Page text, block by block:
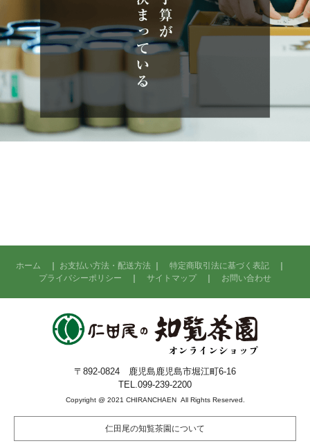
ホーム ｜ お支払い方法・配送方法 ｜ 特定商取引法に基づく表記 ｜
プライバシーポリシー ｜ サイトマップ ｜ お問い合わせ
〒892-0824 鹿児島鹿児島市堀江町6-16
TEL.099-239-2200
Copyright @ 2021 CHIRANCHAEN All Rights Reserved.
仁田尾の知覧茶園について